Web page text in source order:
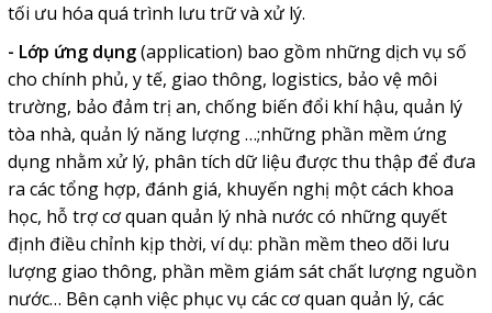
tối ưu hóa quá trình lưu trữ và xử lý.
- Lớp ứng dụng(application) bao gồm những dịch vụ số
cho chính phủ, y tế, giao thông, logistics, bảo vệ môi
trường, bảo đảm trị an, chống biến đổi khí hậu, quản lý
tòa nhà, quản lý năng lượng …;những phần mềm ứng
dụng nhằm xử lý, phân tích dữ liệu được thu thập để đưa
ra các tổng hợp, đánh giá, khuyến nghị một cách khoa
học, hỗ trợ cơ quan quản lý nhà nước có những quyết
định điều chỉnh kịp thời, ví dụ: phần mềm theo dõi lưu
lượng giao thông, phần mềm giám sát chất lượng nguồn
nước… Bên cạnh việc phục vụ các cơ quan quản lý, các